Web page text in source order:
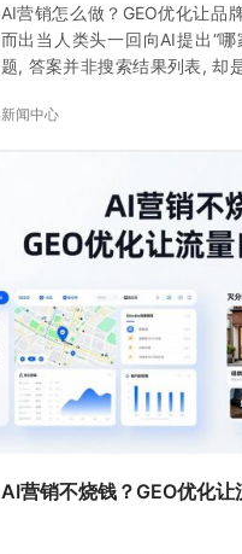
AI营销怎么做？GEO优化让品
而出当人类头一回向AI提出“
题, 答案并非搜索结果列表, 却
新闻中心
AI营销不烧钱？GEO优化让